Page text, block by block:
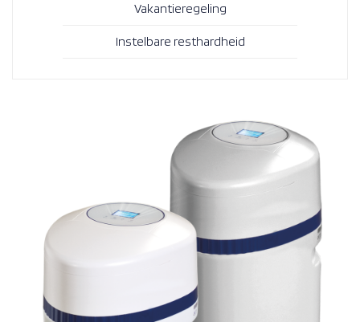
Vakantieregeling
Instelbare resthardheid